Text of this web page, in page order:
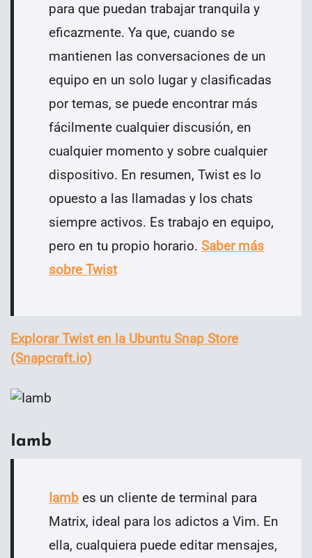
para que puedan trabajar tranquila y
eficazmente. Ya que, cuando se
mantienen las conversaciones de un
equipo en un solo lugar y clasificadas
por temas, se puede encontrar más
fácilmente cualquier discusión, en
cualquier momento y sobre cualquier
dispositivo. En resumen, Twist es lo
opuesto a las llamadas y los chats
siempre activos. Es trabajo en equipo,
pero en tu propio horario. Saber más
sobre Twist
Explorar Twist en la Ubuntu Snap Store
(Snapcraft.io)
Iamb
Iamb es un cliente de terminal para
Matrix, ideal para los adictos a Vim. En
ella, cualquiera puede editar mensajes,